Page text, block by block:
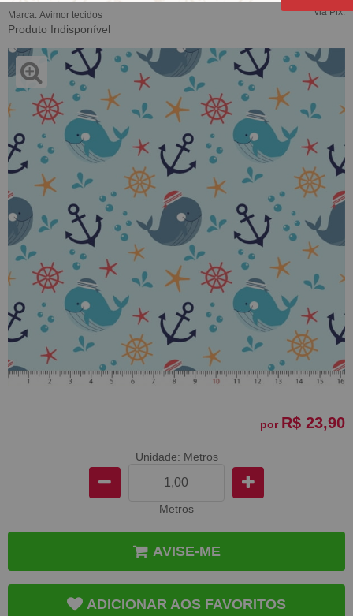
Marca: Avimor tecidos
Produto Indisponível
via Pix.
por R$ 23,90
Unidade: Metros
Metros
AVISE-ME
ADICIONAR AOS FAVORITOS